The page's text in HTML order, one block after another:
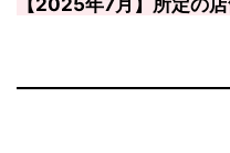
【2025年7月】所定の